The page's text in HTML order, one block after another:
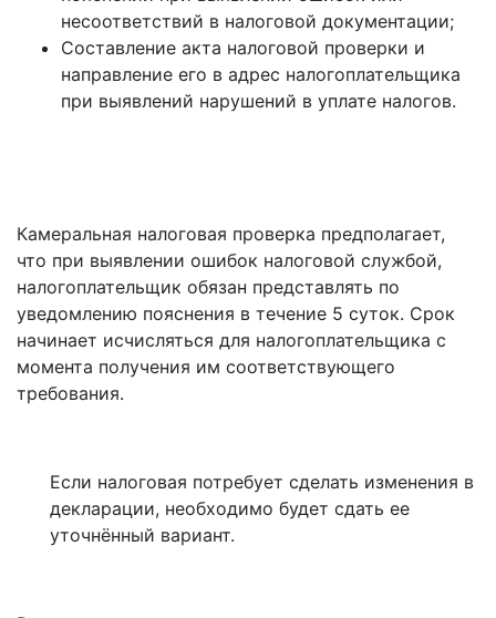
несоответствий в налоговой документации;
Составление акта налоговой проверки и
направление его в адрес налогоплательщика
при выявлений нарушений в уплате налогов.
Камеральная налоговая проверка предполагает,
что при выявлении ошибок налоговой службой,
налогоплательщик обязан представлять по
уведомлению пояснения в течение 5 суток. Срок
начинает исчисляться для налогоплательщика с
момента получения им соответствующего
требования.
Если налоговая потребует сделать изменения в
декларации, необходимо будет сдать ее
уточнённый вариант.